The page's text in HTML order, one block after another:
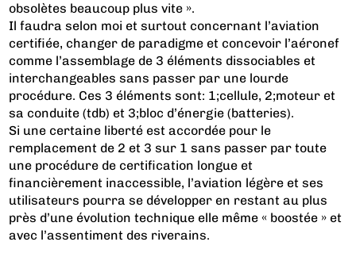
obsolètes beaucoup plus vite ».
Il faudra selon moi et surtout concernant l’aviation
certifiée, changer de paradigme et concevoir l’aéronef
comme l’assemblage de 3 éléments dissociables et
interchangeables sans passer par une lourde
procédure. Ces 3 éléments sont: 1;cellule, 2;moteur et
sa conduite (tdb) et 3;bloc d’énergie (batteries).
Si une certaine liberté est accordée pour le
remplacement de 2 et 3 sur 1 sans passer par toute
une procédure de certification longue et
financièrement inaccessible, l’aviation légère et ses
utilisateurs pourra se développer en restant au plus
près d’une évolution technique elle même « boostée » et
avec l’assentiment des riverains.